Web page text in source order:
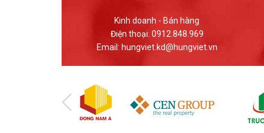
Giao dịch - Bán hàng
Điện thoại: (024) 37617559
Email: banhang@hungviet.vn